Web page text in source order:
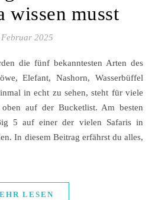
wissen musst
2025
Elefant, Nashorn, Wasserbüffel
in echt zu sehen, steht für viele
oben auf der Bucketlist. Am besten
5 auf einer der vielen Safaris in
In diesem Beitrag erfährst du alles,
LESEN